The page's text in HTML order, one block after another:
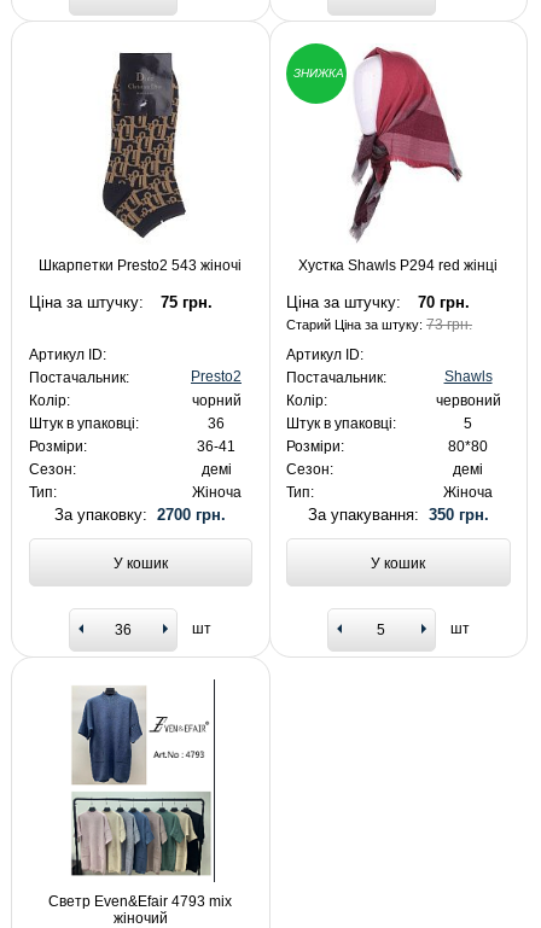
Шкарпетки Presto2 543 жіночі
Ціна за штучку: 75 грн.
Артикул ID:
Постачальник:
Presto2
Колір:
чорний
Штук в упаковці:
36
Розміри:
36-41
Сезон:
демі
Тип:
Жіноча
За упаковку:2700 грн.
У кошик
шт
ЗНИЖКА
Хустка Shawls P294 red жінці
Ціна за штучку: 70 грн.
Старий Ціна за штуку:73 грн.
Артикул ID:
Постачальник:
Shawls
Колір:
червоний
Штук в упаковці:
5
Розміри:
80*80
Сезон:
демі
Тип:
Жіноча
За упакування: 350 грн.
У кошик
шт
Светр Even&Efair 4793 mix
жіночий